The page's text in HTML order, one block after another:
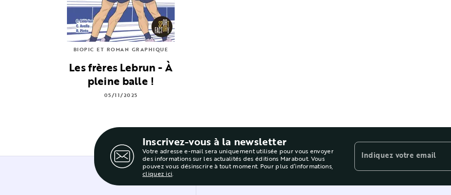
BIOPIC ET ROMAN GRAPHIQUE
Les frères Lebrun - À
pleine balle !
05/11/2025
Inscrivez-vous à la newsletter
Votre adresse e-mail sera uniquement utilisée pour vous envoyer
des informations sur les actualités des éditions Marabout. Vous
pouvez vous désinscrire à tout moment. Pour plus d’informations,
cliquez ici.
Indiquez votre email